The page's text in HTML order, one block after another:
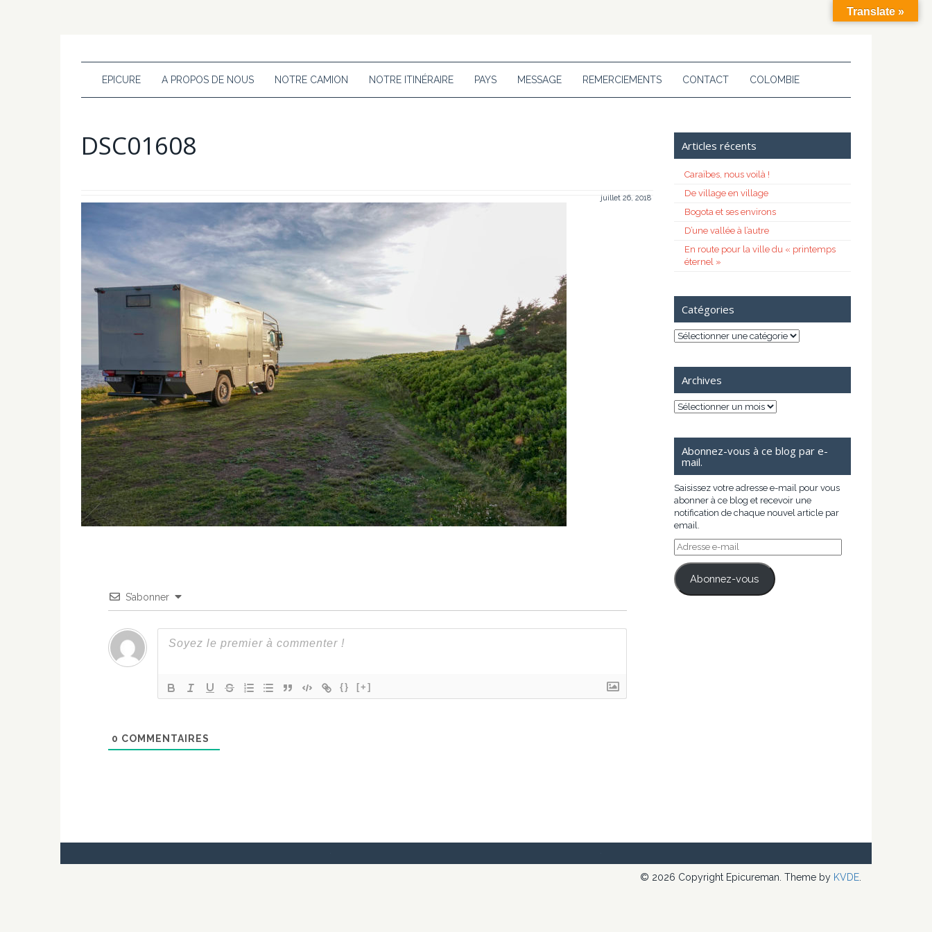
EPICURE A PROPOS DE NOUS NOTRE CAMION NOTRE ITINÉRAIRE PAYS MESSAGE REMERCIEMENTS CONTACT COLOMBIE
DSC01608
juillet 26, 2018
S’abonner
{} [+]
0 COMMENTAIRES
Articles récents
Caraïbes, nous voilà !
De village en village
Bogota et ses environs
D’une vallée à l’autre
En route pour la ville du « printemps
éternel »
Catégories
Catégories
Archives
Archives
Abonnez-vous à ce blog par e-
mail.
Saisissez votre adresse e-mail pour vous
abonner à ce blog et recevoir une
notification de chaque nouvel article par
email.
Adresse
e-
mail
Abonnez-vous
© 2026 Copyright Epicureman. Theme by KVDE
Translate »